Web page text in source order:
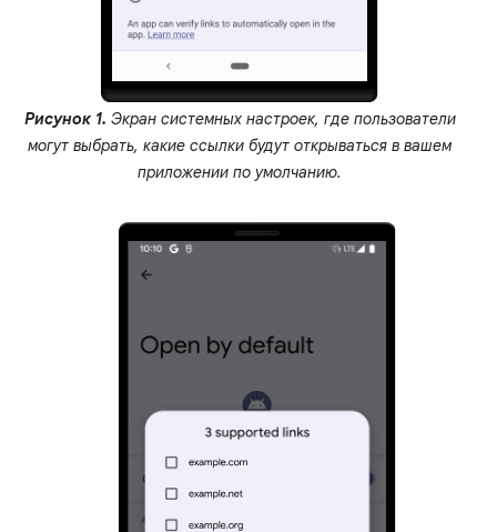
Рисунок 1. Экран системных настроек, где пользователи
могут выбрать, какие ссылки будут открываться в вашем
приложении по умолчанию.